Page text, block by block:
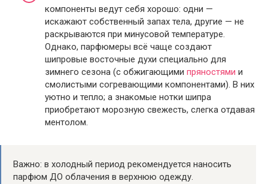
компоненты ведут себя хорошо: одни —
искажают собственный запах тела, другие — не
раскрываются при минусовой температуре.
Однако, парфюмеры всё чаще создают
шипровые восточные духи специально для
зимнего сезона (с обжигающими пряностями и
смолистыми согревающими компонентами). В них
уютно и тепло; а знакомые нотки шипра
приобретают морозную свежесть, слегка отдавая
ментолом.
Важно: в холодный период рекомендуется наносить
парфюм ДО облачения в верхнюю одежду.